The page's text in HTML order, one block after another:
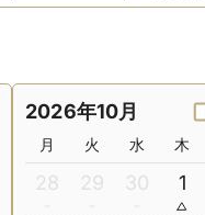
2026年10月
月 火 水 木
28 29 30 1